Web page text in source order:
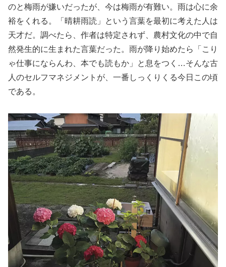
のと梅雨が嫌いだったが、今は梅雨が有難い。雨は心に余
裕をくれる。「晴耕雨読」という言葉を最初に考えた人は
天才だ。調べたら、作者は特定されず、農村文化の中で自
然発生的に生まれた言葉だった。雨が降り始めたら「こり
ゃ仕事にならんわ、本でも読もか」と息をつく…そんな古
人のセルフマネジメントが、一番しっくりくる今日この頃
である。